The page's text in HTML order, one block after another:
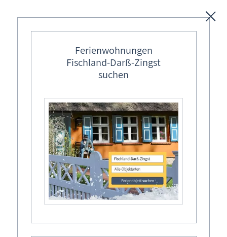
Freizeit
Wissenswertes
Aktuelles
Blog »Meine schöne Ostsee«
Fischland-Darß-Zingst
Ostsee & Bodden
Region: Ostsee→Mecklenburg-Vorpommern→Fischland Darß Zingst
Ostsee / Bodden
Ferienwohnungen
Fischland-Darß-Zingst
suchen